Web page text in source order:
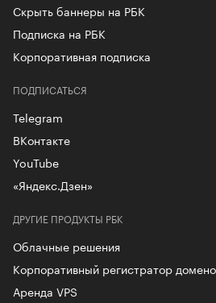
Скрыть баннеры на РБК
Подписка на РБК
Корпоративная подписка
ДРУГИЕ ПРОДУКТЫ РБК
Облачные решения
Корпоративный регистратор
Аренда VPS
ПОДПИСАТЬСЯ
Telegram
ВКонтакте
YouTube
«Яндекс.Дзен»